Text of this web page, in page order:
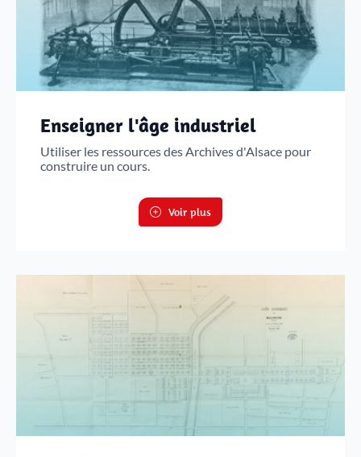
Enseigner l'âge industriel
Utiliser les ressources des Archives d'Alsace pour
construire un cours.
Voir plus